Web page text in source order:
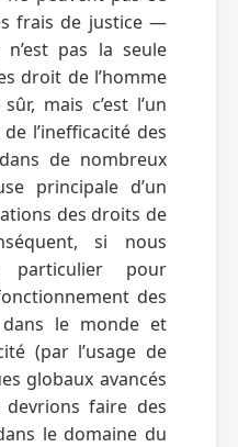
frais de justice —
pas la seule
droit de l’homme
mais c’est l’un
l’inefficacité des
de nombreux
principale d’un
des droits de
si nous
pour
des
le monde et
(par l’usage de
globaux avancés
devrions faire des
le domaine du